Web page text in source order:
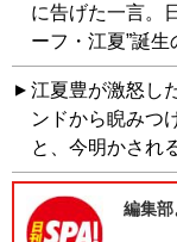
に告げた一言。
ーフ・江夏”誕生
江夏豊が激怒し
ンドから睨みつ
と、今明かされ